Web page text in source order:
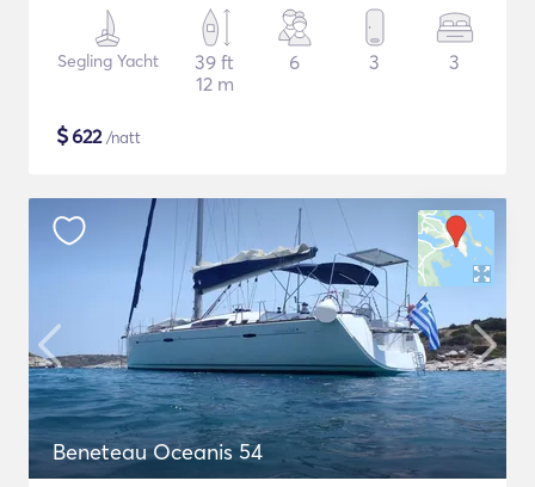
Segling Yacht
39 ft
12 m
6 3 3
$622/natt
Beneteau Oceanis 54